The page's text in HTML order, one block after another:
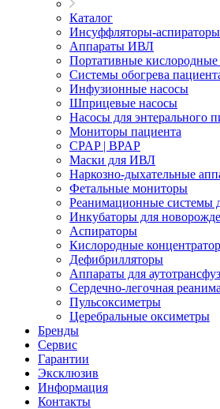
Каталог
Инсуффляторы-
Аппараты ИВЛ
Портативные кислородные
Системы обогрева
Инфузионные насосы
Шприцевые насосы
Насосы для энтерального
Мониторы пациента
CPAP | BPAP
Маски для ИВЛ
Наркозно-дыхательные
Фетальные мониторы
Реанимационные системы
Инкубаторы для
Аспираторы
Кислородные
Дефибрилляторы
Аппараты для
Сердечно-легочная
Пульсоксиметры
Церебральные оксиметры
Бренды
Сервис
Гарантии
Эксклюзив
Информация
Контакты